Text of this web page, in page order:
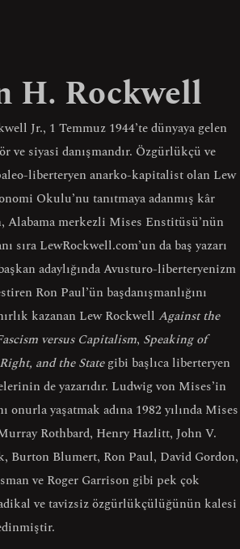
H. Rockwell
Jr., 1 Temmuz 1944’te dünyaya gelen
ve siyasi danışmandır. Özgürlükçü ve
liberteryen anarko-kapitalist olan Lew
Okulu’nu tanıtmaya adanmış kâr
Alabama merkezli Mises Enstitüsü’nün
sıra LewRockwell.com’un da baş yazarı
adaylığında Avusturo-liberteryenizm
Ron Paul’ün başdanışmanlığını
kazanan Lew Rockwell Against the
versus Capitalism, Speaking of
and the Stategibi başlıca liberteryen
de yazarıdır. Ludwig von Mises’in
onurla yaşatmak adına 1982 yılında Mises
Rothbard, Henry Hazlitt, John V.
Burton Blumert, Ron Paul, David Gordon,
ve Roger Garrison gibi pek çok
ve tavizsiz özgürlükçülüğünün kalesi